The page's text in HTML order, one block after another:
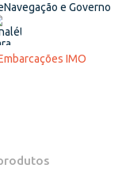
Navegação e Governo
IMO